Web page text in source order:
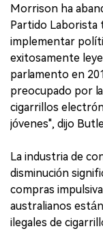
Morrison ha
Partido Laborista
implementar
exitosamente
parlamento en
preocupado por
cigarrillos
jóvenes", dijo
La industria de
disminución
compras
australianos
ilegales de